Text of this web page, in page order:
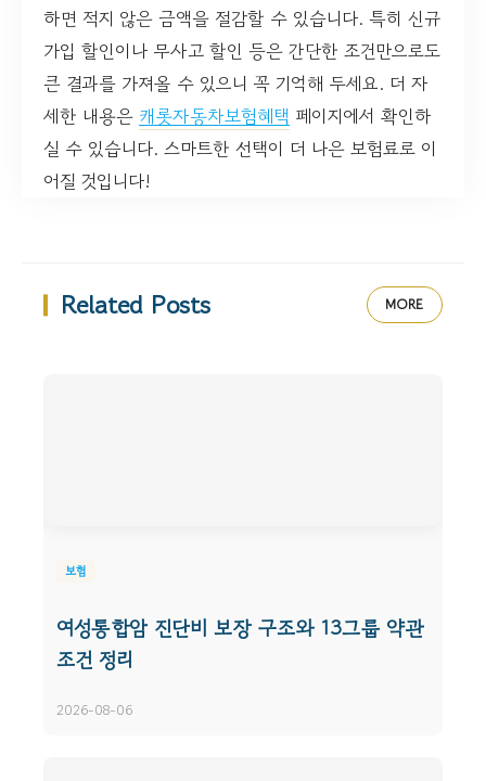
하면 적지 않은 금액을 절감할 수 있습니다. 특히 신규
가입 할인이나 무사고 할인 등은 간단한 조건만으로도
큰 결과를 가져올 수 있으니 꼭 기억해 두세요. 더 자
세한 내용은 캐롯자동차보험혜택 페이지에서 확인하
실 수 있습니다. 스마트한 선택이 더 나은 보험료로 이
어질 것입니다!
Related Posts MORE
보험
여성통합암 진단비 보장 구조와 13그룹 약관
조건 정리
2026-08-06